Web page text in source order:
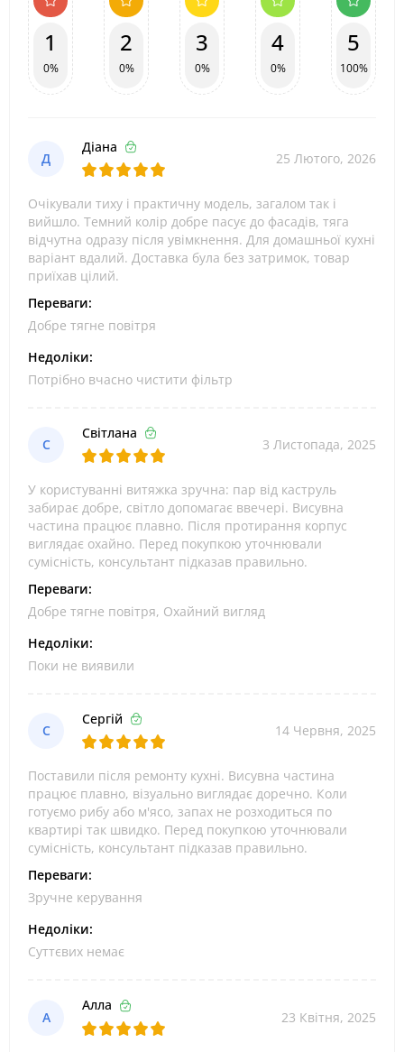
1
0%
2
0%
3
0%
4
0%
5
100%
Д
Діана
25 Лютого, 2026
Очікували тиху і практичну модель, загалом так і
вийшло. Темний колір добре пасує до фасадів, тяга
відчутна одразу після увімкнення. Для домашньої кухні
варіант вдалий. Доставка була без затримок, товар
приїхав цілий.
Переваги:
Добре тягне повітря
Недоліки:
Потрібно вчасно чистити фільтр
С
Світлана
3 Листопада, 2025
У користуванні витяжка зручна: пар від каструль
забирає добре, світло допомагає ввечері. Висувна
частина працює плавно. Після протирання корпус
виглядає охайно. Перед покупкою уточнювали
сумісність, консультант підказав правильно.
Переваги:
Добре тягне повітря, Охайний вигляд
Недоліки:
Поки не виявили
С
Сергій
14 Червня, 2025
Поставили після ремонту кухні. Висувна частина
працює плавно, візуально виглядає доречно. Коли
готуємо рибу або м'ясо, запах не розходиться по
квартирі так швидко. Перед покупкою уточнювали
сумісність, консультант підказав правильно.
Переваги:
Зручне керування
Недоліки:
Суттєвих немає
А
Алла
23 Квітня, 2025